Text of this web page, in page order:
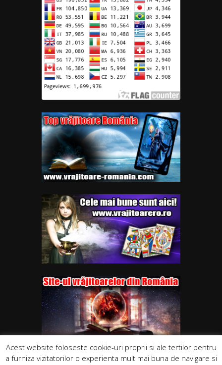
Acest website foloseste cookie-uri proprii si ale tertilor pentru
a furniza vizitatorilor o experienta mult mai buna de navigare si